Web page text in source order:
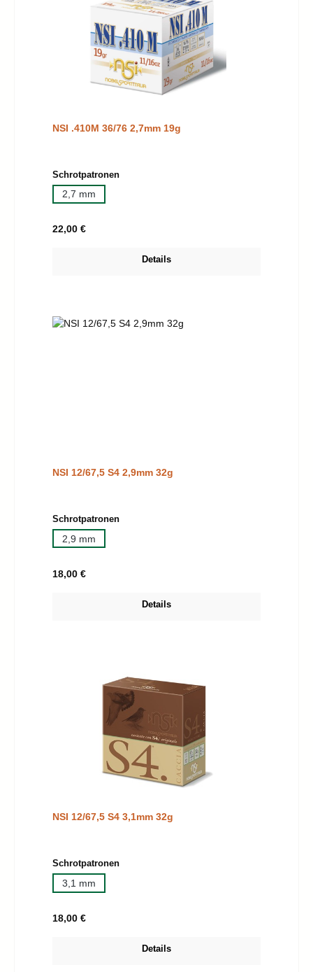
NSI .410M 36/76 2,7mm 19g
Schrotpatronenauswählen
2,7 mm
Regulärer Preis:
22,00 €
Details
NSI 12/67,5 S4 2,9mm 32g
Schrotpatronenauswählen
2,9 mm
Regulärer Preis:
18,00 €
Details
NSI 12/67,5 S4 3,1mm 32g
Schrotpatronenauswählen
3,1 mm
Regulärer Preis:
18,00 €
Details